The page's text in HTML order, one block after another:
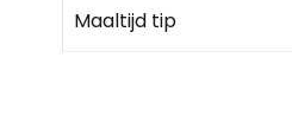
Maaltijd tip